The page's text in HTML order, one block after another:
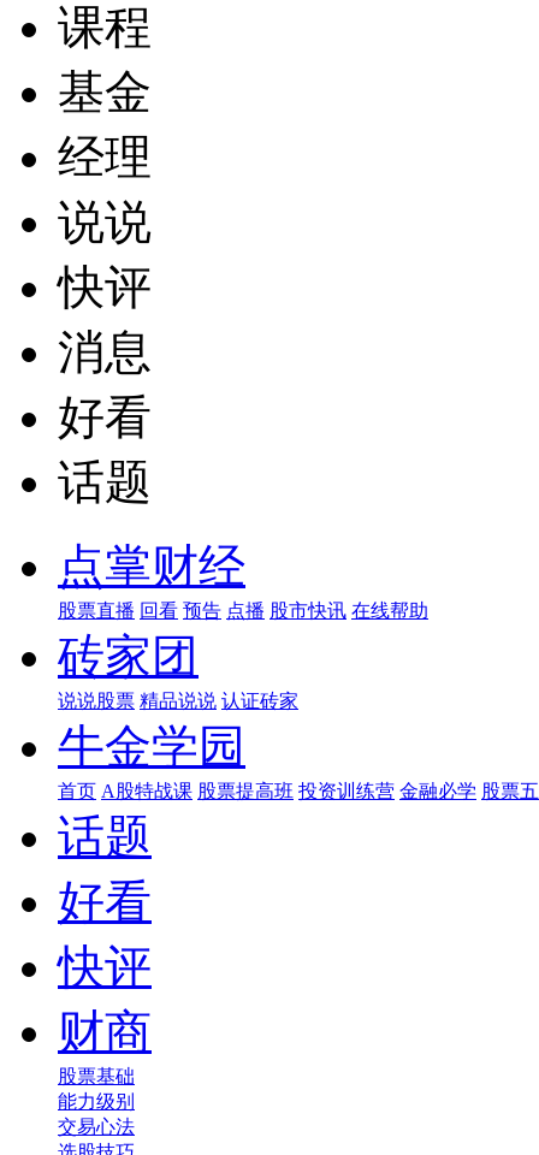
课程
基金
经理
说说
快评
消息
好看
话题
点掌财经
股票直播 回看 预告 点播 股市快讯 在线帮助
砖家团
说说股票 精品说说 认证砖家
牛金学园
首页 A股特战课 股票提高班 投资训练营 金融必学 股票
话题
好看
快评
财商
股票基础
能力级别
交易心法